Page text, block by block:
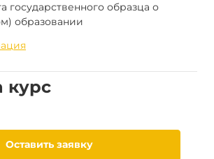
государственного образца о
образовании
курс
Оставить заявку